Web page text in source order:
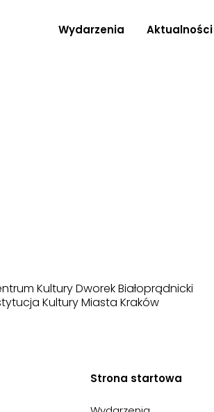
Wydarzenia Aktualności
Kultury Dworek Białoprądnicki
Kultury Miasta Kraków
Strona startowa